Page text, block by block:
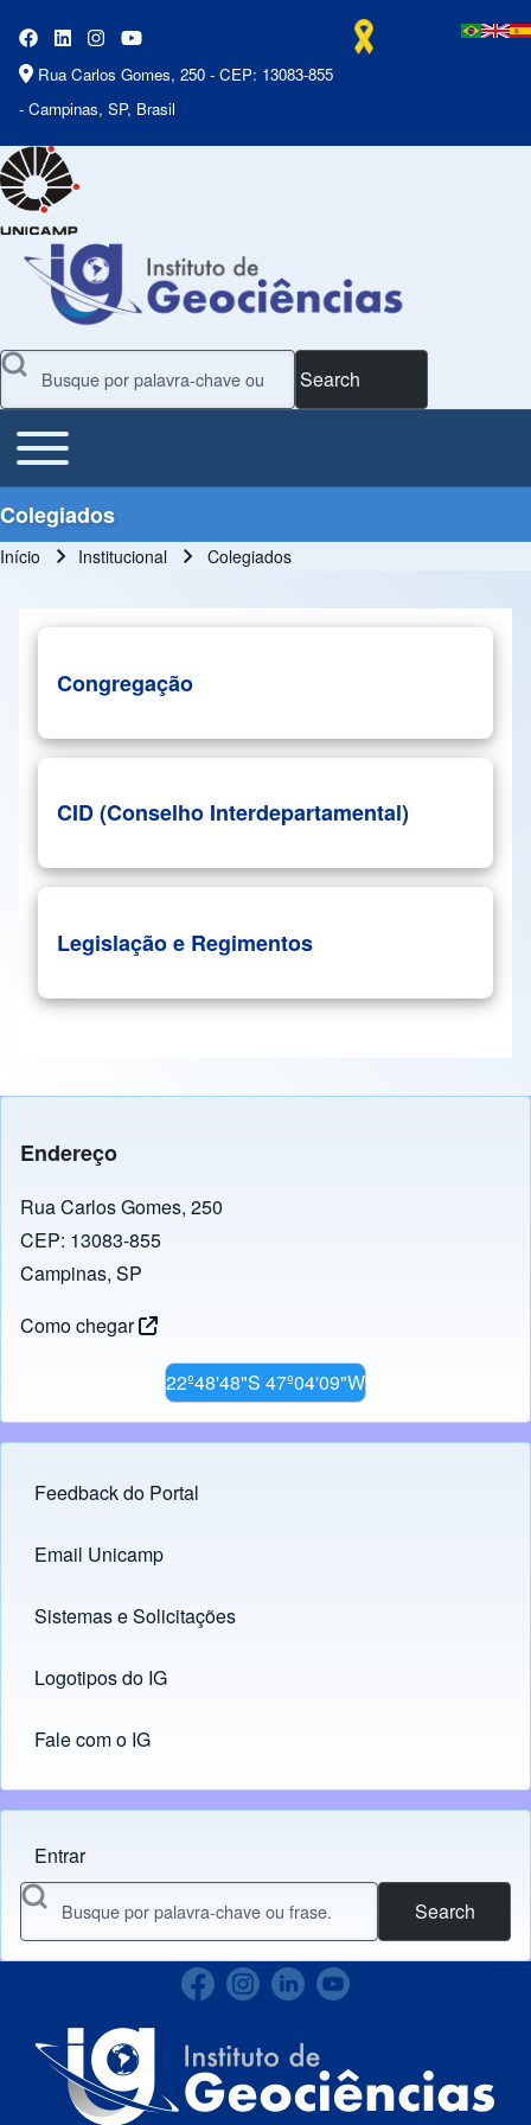
Rua Carlos Gomes, 250 - CEP: 13083-855
- Campinas, SP, Brasil
Search
Main Menu
Toggle main menu
Colegiados
Início Institucional Colegiados
Congregação
CID (Conselho Interdepartamental)
Legislação e Regimentos
Endereço
Rua Carlos Gomes, 250
CEP: 13083-855
Campinas, SP
Como chegar
22º48'48"S 47º04'09"W
Footer menu
Feedback do Portal
Links
Email Unicamp
(opens in new tab)
Sistemas e Solicitações
(opens in new tab)
Logotipos do IG
(opens in new tab)
Fale com o IG
Menu do usuário
Entrar
Search